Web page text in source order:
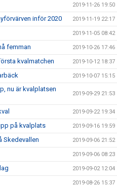
2019-11-26 19:50
inför 2020 2019-11-19 22:17
2019-11-05 08:42
femman 2019-10-26 17:46
kvalmatchen 2019-10-12 18:37
2019-10-07 15:15
nu är kvalplatsen
2019-09-29 21:53
2019-09-22 19:34
på kvalplats 2019-09-16 19:59
Skedevallen 2019-09-06 21:52
2019-09-06 08:23
2019-09-02 12:04
2019-08-26 15:37